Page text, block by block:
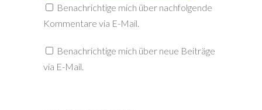
Benachrichtige mich über nachfolgende
Kommentare via E-Mail.
Benachrichtige mich über neue Beiträge
via E-Mail.